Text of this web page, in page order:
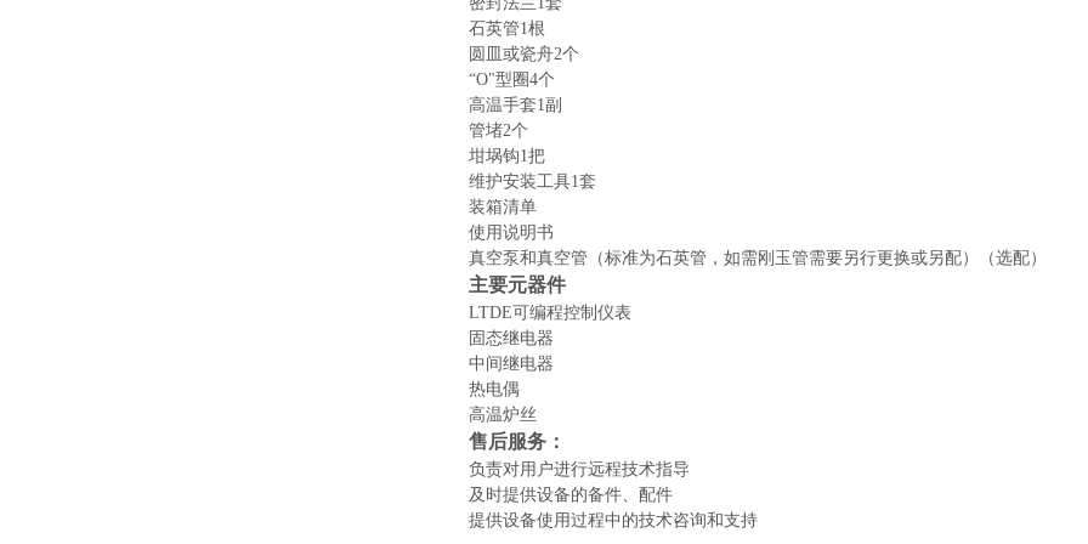
石英管1根
圆皿或瓷舟2个
“O"型圈4个
高温手套1副
管堵2个
坩埚钩1把
维护安装工具1套
装箱清单
使用说明书
真空泵和真空管（标准为石英管，如需刚玉管需要另行更换或另配）（选配）
主要元器件
LTDE可编程控制仪表
固态继电器
中间继电器
热电偶
高温炉丝
售后服务：
负责对用户进行远程技术指导
及时提供设备的备件、配件
提供设备使用过程中的技术咨询和支持